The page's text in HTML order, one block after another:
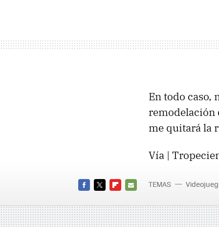
En todo caso,
remodelación
me quitará la
Vía |
MAIL
TEMAS